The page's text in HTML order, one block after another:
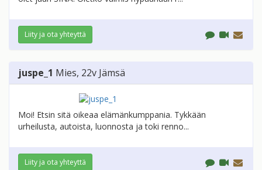
Liity ja ota yhteyttä
juspe_1 Mies, 22v Jämsä
Moi! Etsin sitä oikeaa elämänkumppania. Tykkään
urheilusta, autoista, luonnosta ja toki renno...
Liity ja ota yhteyttä